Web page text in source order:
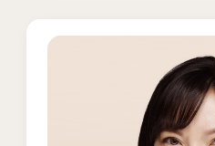
活動講座
2026茂盛醫院全台巡迴好